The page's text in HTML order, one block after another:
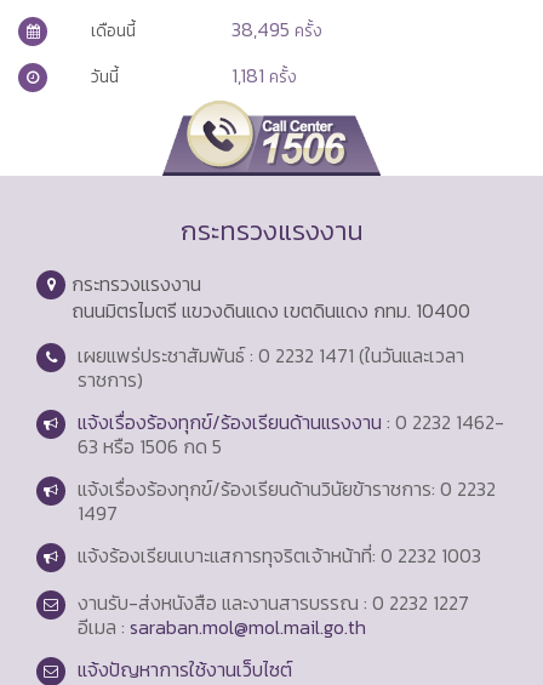
เดือนนี้
38,495 ครั้ง
วันนี้
1,181 ครั้ง
กระทรวงแรงงาน
กระทรวงแรงงาน
ถนนมิตรไมตรี แขวงดินแดง เขตดินแดง กทม. 10400
เผยแพร่ประชาสัมพันธ์ : 0 2232 1471 (ในวันและเวลา
ราชการ)
แจ้งเรื่องร้องทุกข์/ร้องเรียนด้านแรงงาน : 0 2232 1462-
63 หรือ 1506 กด 5
แจ้งเรื่องร้องทุกข์/ร้องเรียนด้านวินัยข้าราชการ: 0 2232
1497
แจ้งร้องเรียนเบาะแสการทุจริตเจ้าหน้าที่: 0 2232 1003
งานรับ-ส่งหนังสือ และงานสารบรรณ : 0 2232 1227
อีเมล : saraban.mol@mol.mail.go.th
แจ้งปัญหาการใช้งานเว็บไซต์